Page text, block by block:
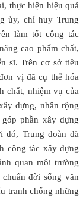
thực hiện hiệu quả
ủy, chỉ huy Trung
làm tốt công tác
cao phẩm chất,
sĩ. Trên cơ sở tiêu
vị đã cụ thể hóa
chất, nhiệm vụ của
dựng, nhân rộng
phần xây dựng
đó, Trung đoàn đã
công tác xây dựng
quan môi trường
đời sống văn
tranh chống những